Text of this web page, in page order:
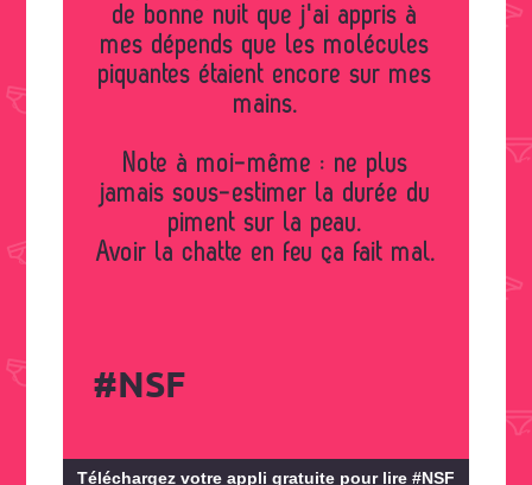
de bonne nuit que j'ai appris à
mes dépends que les molécules
piquantes étaient encore sur mes
mains.
Note à moi-même : ne plus
jamais sous-estimer la durée du
piment sur la peau.
Avoir la chatte en feu ça fait mal.
#NSF
Téléchargez votre appli gratuite pour lire #NSF